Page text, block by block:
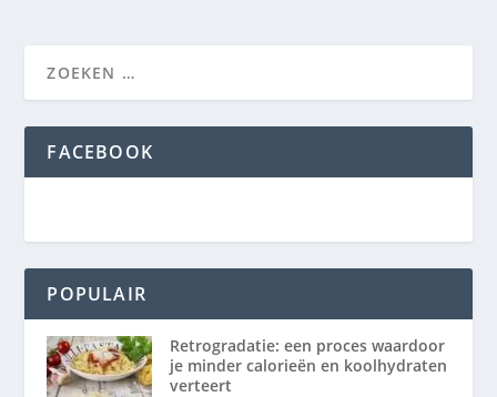
FACEBOOK
POPULAIR
Retrogradatie: een proces waardoor
je minder calorieën en koolhydraten
verteert